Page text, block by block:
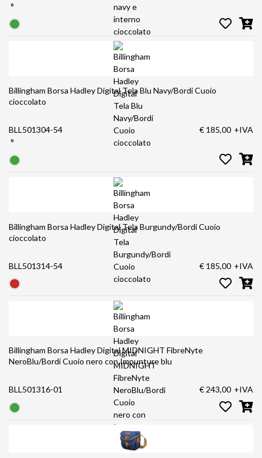
°
Billingham Borsa Hadley Digital Tela Blu Navy/Bordi Cuoio
cioccolato
BLL501304-54
°
€ 185,00 +IVA
Billingham Borsa Hadley Digital Tela Burgundy/Bordi Cuoio
cioccolato
BLL501314-54 € 185,00 +IVA
Billingham Borsa Hadley Digital MIDNIGHT FibreNyte
NeroBlu/Bordi Cuoio nero con Impunture blu
BLL501316-01 € 243,00 +IVA